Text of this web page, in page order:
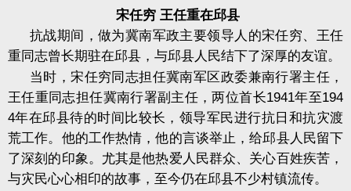
宋任穷 王任重在邱县
抗战期间，做为冀南军政主要领导人的宋任穷、王任
重同志曾长期驻在邱县，与邱县人民结下了深厚的友谊。
当时，宋任穷同志担任冀南军区政委兼南行署主任，
王任重同志担任冀南行署副主任，两位首长1941年至194
4年在邱县待的时间比较长，领导军民进行抗日和抗灾渡
荒工作。他的工作热情，他的言谈举止，给邱县人民留下
了深刻的印象。尤其是他热爱人民群众、关心百姓疾苦，
与灾民心心相印的故事，至今仍在邱县不少村镇流传。